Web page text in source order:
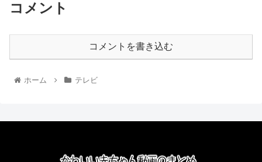
コメント
コメントを書き込む
ホーム テレビ